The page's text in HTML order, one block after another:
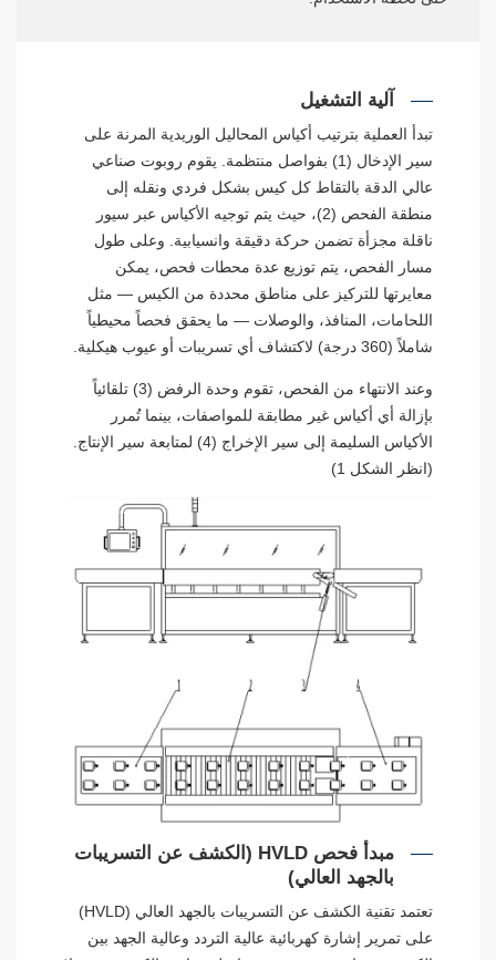
آلية التشغيل
تبدأ العملية بترتيب أكياس المحاليل الوريدية المرنة على
سير الإدخال (1) بفواصل منتظمة. يقوم روبوت صناعي
عالي الدقة بالتقاط كل كيس بشكل فردي ونقله إلى
منطقة الفحص (2)، حيث يتم توجيه الأكياس عبر سيور
ناقلة مجزأة تضمن حركة دقيقة وانسيابية. وعلى طول
مسار الفحص، يتم توزيع عدة محطات فحص، يمكن
معايرتها للتركيز على مناطق محددة من الكيس — مثل
اللحامات، المنافذ، والوصلات — ما يحقق فحصاً محيطياً
شاملاً (360 درجة) لاكتشاف أي تسريبات أو عيوب هيكلية.
وعند الانتهاء من الفحص، تقوم وحدة الرفض (3) تلقائياً
بإزالة أي أكياس غير مطابقة للمواصفات، بينما تُمرر
الأكياس السليمة إلى سير الإخراج (4) لمتابعة سير الإنتاج.
(انظر الشكل 1)
مبدأ فحص HVLD (الكشف عن التسريبات
بالجهد العالي)
تعتمد تقنية الكشف عن التسريبات بالجهد العالي (HVLD)
على تمرير إشارة كهربائية عالية التردد وعالية الجهد بين